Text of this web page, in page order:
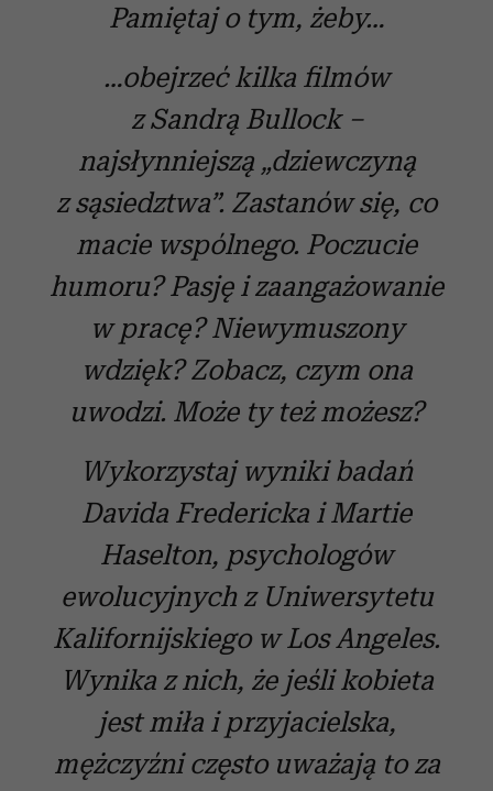
Pamiętaj o tym, żeby…
…obejrzeć kilka filmów
z Sandrą Bullock –
najsłynniejszą „dziewczyną
z sąsiedztwa”. Zastanów się, co
macie wspólnego. Poczucie
humoru? Pasję i zaangażowanie
w pracę? Niewymuszony
wdzięk? Zobacz, czym ona
uwodzi. Może ty też możesz?
Wykorzystaj wyniki badań
Davida Fredericka i Martie
Haselton, psychologów
ewolucyjnych z Uniwersytetu
Kalifornijskiego w Los Angeles.
Wynika z nich, że jeśli kobieta
jest miła i przyjacielska,
mężczyźni często uważają to za